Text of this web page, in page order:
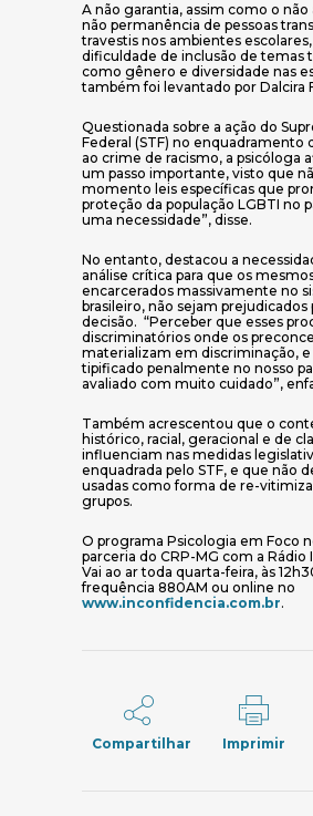
A não garantia, assim como o não
não permanência de pessoas
travestis nos ambientes
dificuldade de inclusão de temas
como gênero e diversidade nas
também foi levantado por Dalcira
Questionada sobre a ação do
Federal (STF) no enquadramento
ao crime de racismo, a psicóloga
um passo importante, visto que
momento leis específicas que
proteção da população LGBTI no
uma necessidade”, disse.
No entanto, destacou a
análise crítica para que os
encarcerados massivamente no
brasileiro, não sejam prejudicados
decisão. “Perceber que esses
discriminatórios onde os
materializam em discriminação, e
tipificado penalmente no nosso
avaliado com muito cuidado”,
Também acrescentou que o
histórico, racial, geracional e de
influenciam nas medidas
enquadrada pelo STF, e que não
usadas como forma de re-
grupos.
O programa Psicologia em Foco
parceria do CRP-MG com a Rádio
Vai ao ar toda quarta-feira, às
frequência 880AM ou online no
www.inconfidencia.com.br.
Compartilhar Imprimir